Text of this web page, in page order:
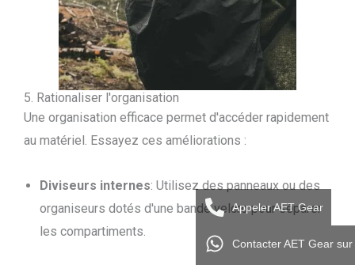
5. Rationaliser l'organisation
Une organisation efficace permet d'accéder rapidement
au matériel. Essayez ces améliorations :
Diviseurs internes: Utilisez des panneaux ou des
organiseurs dotés d'une bande velcro pour séparer
les compartiments.
Appeler AET Gear
Contacter AET Gear